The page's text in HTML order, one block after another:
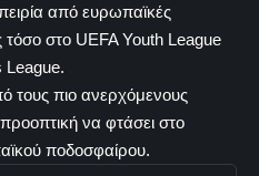
από ευρωπαϊκές
τόσο στο UEFA Youth League
League.
τους πιο ανερχόμενους
να φτάσει στο
ποδοσφαίρου.